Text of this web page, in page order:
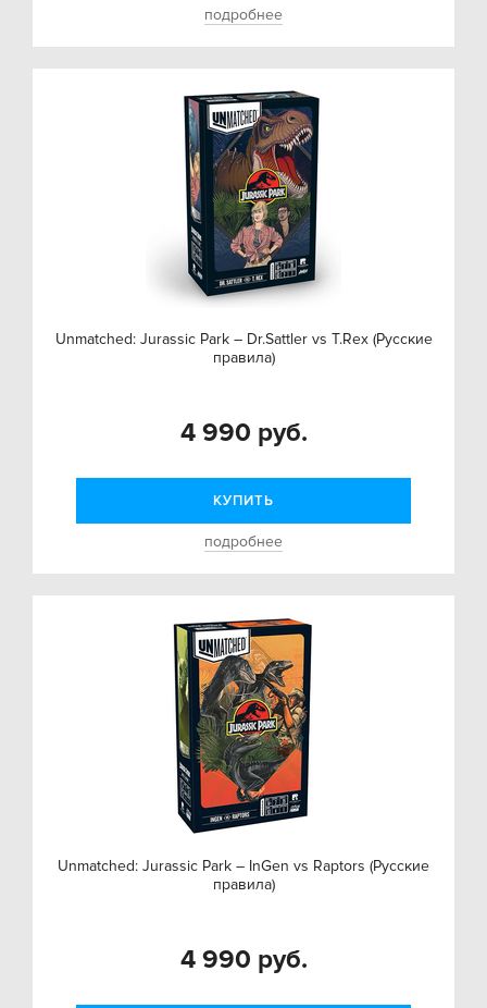
подробнее
Unmatched: Jurassic Park – Dr.Sattler vs T.Rex (Русские
правила)
4 990 руб.
КУПИТЬ
подробнее
Unmatched: Jurassic Park – InGen vs Raptors (Русские
правила)
4 990 руб.